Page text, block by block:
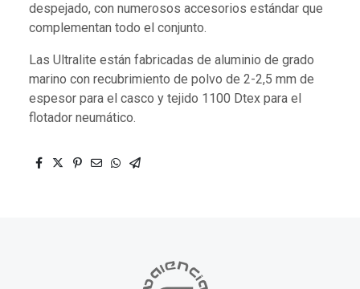
despejado, con numerosos accesorios estándar que
complementan todo el conjunto.
Las Ultralite están fabricadas de aluminio de grado
marino con recubrimiento de polvo de 2-2,5 mm de
espesor para el casco y tejido 1100 Dtex para el
flotador neumático.